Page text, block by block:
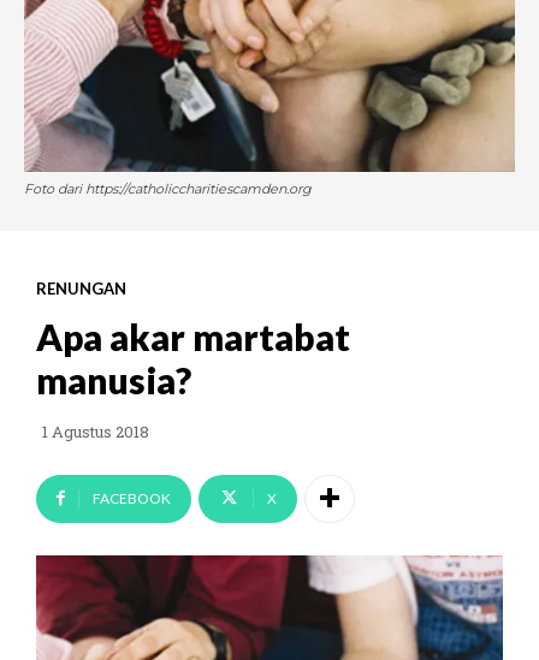
Foto dari https://catholiccharitiescamden.org
RENUNGAN
Apa akar martabat
manusia?
1 Agustus 2018
FACEBOOK X